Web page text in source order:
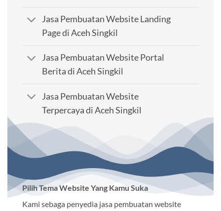
Jasa Pembuatan Website Landing
Page di Aceh Singkil
Jasa Pembuatan Website Portal
Berita di Aceh Singkil
Jasa Pembuatan Website
Terpercaya di Aceh Singkil
Pilih Tema Website Yang Kamu Suka
Kami sebaga penyedia jasa pembuatan website